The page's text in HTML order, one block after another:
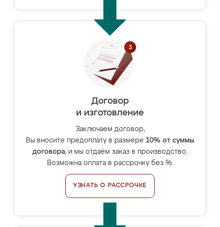
Договор
и изготовление
Заключаем договор,
Вы вносите предоплату в размере 10% от суммы
договора, и мы отдаём заказ в производство.
Возможна оплата в рассрочку без %.
УЗНАТЬ О РАССРОЧКЕ